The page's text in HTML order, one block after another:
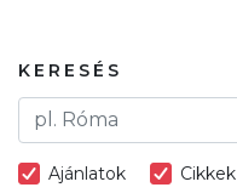
KERESÉS
Ajánlatok Cikkek